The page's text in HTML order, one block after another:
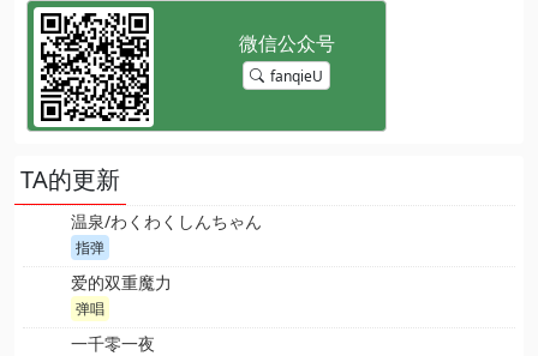
fanqieU
TA的更新
温泉/わくわくしんちゃん
指弹
爱的双重魔力
弹唱
一千零一夜